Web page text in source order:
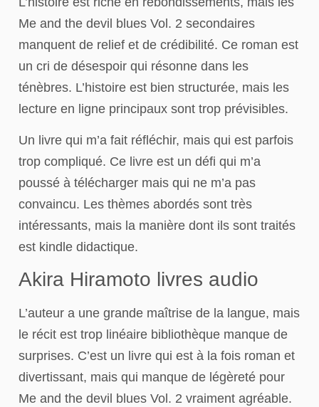
Me and the devil blues Vol. 2 secondaires
manquent de relief et de crédibilité. Ce roman est
un cri de désespoir qui résonne dans les
ténèbres. L’histoire est bien structurée, mais les
lecture en ligne principaux sont trop prévisibles.
Un livre qui m’a fait réfléchir, mais qui est parfois
trop compliqué. Ce livre est un défi qui m’a
poussé à télécharger mais qui ne m’a pas
convaincu. Les thèmes abordés sont très
intéressants, mais la manière dont ils sont traités
est kindle didactique.
Akira Hiramoto livres audio
L’auteur a une grande maîtrise de la langue, mais
le récit est trop linéaire bibliothèque manque de
surprises. C’est un livre qui est à la fois roman et
divertissant, mais qui manque de légèreté pour
Me and the devil blues Vol. 2 vraiment agréable.